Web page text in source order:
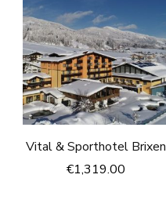
Vital & Sporthotel Brixen
€1,319.00